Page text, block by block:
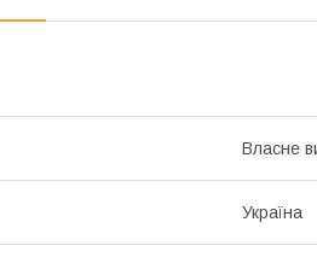
Власне
Україна